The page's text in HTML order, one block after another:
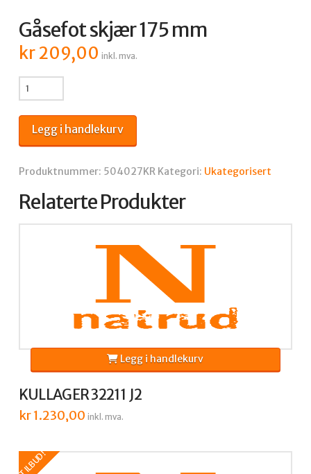
Gåsefot skjær 175 mm
kr209,00 inkl. mva.
Gåsefot
skjær
175
mm
Legg i handlekurv
Produktnummer: 504027KR Kategori: Ukategorisert
Relaterte Produkter
KULLAGER 32211 J2
kr1.230,00 inkl. mva.
Legg i handlekurv
TILBUD!